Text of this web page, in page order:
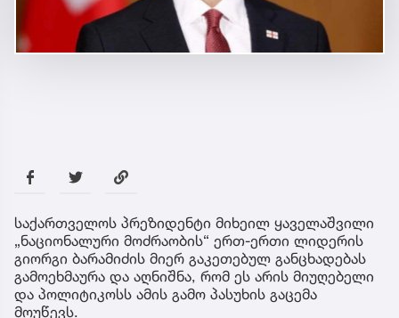
საქართველოს პრეზიდენტი მიხეილ ყაველაშვილი
„ნაციონალური მოძრაობის“ ერთ-ერთი ლიდერის
გიორგი ბარამიძის მიერ გაკეთებულ განცხადებას
გამოეხმაურა და აღნიშნა, რომ ეს არის მიუღებელი
და პოლიტიკოსს ამის გამო პასუხის გაცემა
მოუწევს.